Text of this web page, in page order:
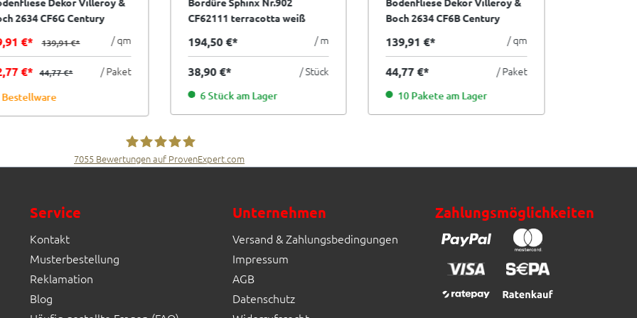
2634 CF6G Century
cm II.Sorte
€* 139,91 €* / qm
€* 44,77 €* / Paket
Bestellware
CF62111 terracotta weiß
194,50 €* / m
38,90 €* / Stück
6 Stück am Lager
Boch 2634 CF6B Century
20x20 cm II.Sorte
139,91 €* / qm
44,77 €* / Paket
10 Pakete am Lager
7055 Bewertungen auf ProvenExpert.com
Service
Kontakt
Musterbestellung
Reklamation
Blog
Unternehmen
Versand & Zahlungsbedingungen
Impressum
AGB
Datenschutz
Zahlungsmöglichkeiten